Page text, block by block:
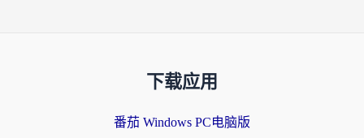
下载应用
番茄 Windows PC电脑版